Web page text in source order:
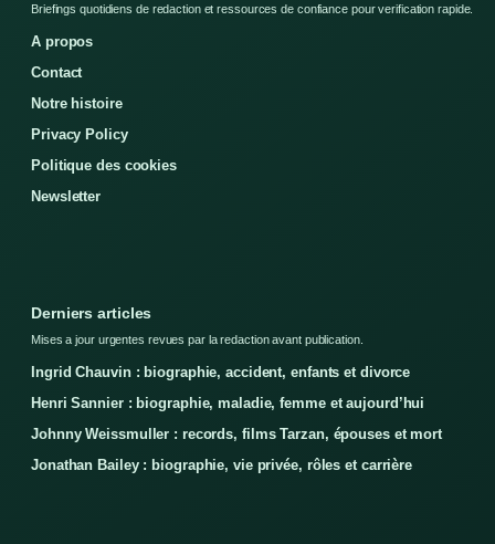
Briefings quotidiens de redaction et ressources de confiance pour verification rapide.
A propos
Contact
Notre histoire
Privacy Policy
Politique des cookies
Newsletter
Derniers articles
Mises a jour urgentes revues par la redaction avant publication.
Ingrid Chauvin : biographie, accident, enfants et divorce
Henri Sannier : biographie, maladie, femme et aujourd’hui
Johnny Weissmuller : records, films Tarzan, épouses et mort
Jonathan Bailey : biographie, vie privée, rôles et carrière